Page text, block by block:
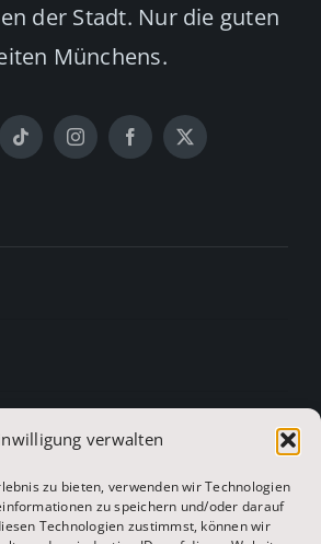
verwalten
zu bieten, verwenden wir Technologien
zu speichern und/oder darauf
Technologien zustimmst, können wir
der Stadt. Nur die guten
Münchens.